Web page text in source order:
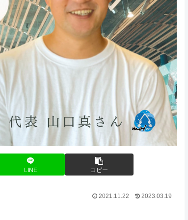
LINE コピー
2021.11.22 2023.03.19